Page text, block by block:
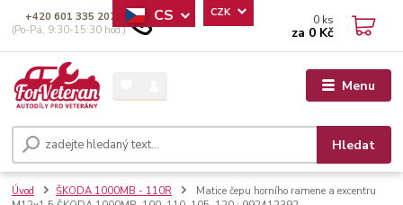
Menu
CS CZK
Hledat
+420 601 335 207
(Po-Pá, 9:30-15:30 hod.)
0 ks
za 0 Kč
Úvod ŠKODA 1000MB - 110R
Matice čepu horního ramene a excentru